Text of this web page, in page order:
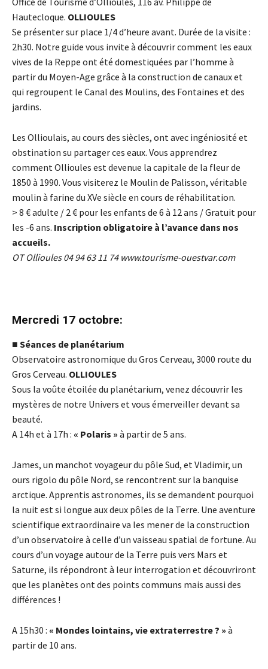
Hautecloque. OLLIOULES
Se présenter sur place 1/4 d’heure avant. Durée de la visite :
2h30. Notre guide vous invite à découvrir comment les eaux
vives de la Reppe ont été domestiquées par l’homme à
partir du Moyen-Age grâce à la construction de canaux et
qui regroupent le Canal des Moulins, des Fontaines et des
jardins.
Les Ollioulais, au cours des siècles, ont avec ingéniosité et
obstination su partager ces eaux. Vous apprendrez
comment Ollioules est devenue la capitale de la fleur de
1850 à 1990. Vous visiterez le Moulin de Palisson, véritable
moulin à farine du XVe siècle en cours de réhabilitation.
> 8 €adulte / 2 € pour les enfants de 6 à 12 ans / Gratuit pour
les -6 ans. Inscription obligatoire à l’avance dans nos
accueils.
OT Ollioules 04 94 63 11 74 www.tourisme-ouestvar.com
Mercredi 17 octobre:
■ Séances de planétarium
Observatoire astronomique du Gros Cerveau, 3000 route du
Gros Cerveau. OLLIOULES
Sous la voûte étoilée du planétarium, venez découvrir les
mystères de notre Univers et vous émerveiller devant sa
beauté.
A 14h et à 17h : « Polaris » à partir de 5 ans.
James, un manchot voyageur du pôle Sud, et Vladimir, un
ours rigolo du pôle Nord, se rencontrent sur la banquise
arctique. Apprentis astronomes, ils se demandent pourquoi
la nuit est si longue aux deux pôles de la Terre. Une aventure
scientifique extraordinaire va les mener de la construction
d’un observatoire à celle d’un vaisseau spatial de fortune. Au
cours d’un voyage autour de la Terre puis vers Mars et
Saturne, ils répondront à leur interrogation et découvriront
que les planètes ont des points communs mais aussi des
différences !
A 15h30 : « Mondes lointains, vie extraterrestre ? » à
partir de 10 ans.